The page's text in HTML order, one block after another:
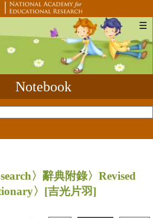
☰
Notebook
〉辭典附錄〉Revised
〉 [吉光片羽]